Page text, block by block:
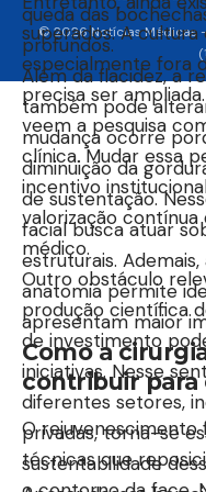
superados. A
especialmente fora
precisa ser
veem a pesquisa
clínica. Mudar essa
incentivo
valorização
médico.
Outro obstáculo
produção científica
de investimento
iniciativas. Nesse
diferentes setores,
privadas, torna-se
sustentabilidade
queda das
profundos.
Além da flacidez, a
também pode
mudança ocorre
diminuição da
de sustentação.
facial busca atuar
estruturais.
anatomia permite
apresentam maior
Como a
contribuir para
O rejuvenescimento
técnicas que
© 2026 Notícias Médicas